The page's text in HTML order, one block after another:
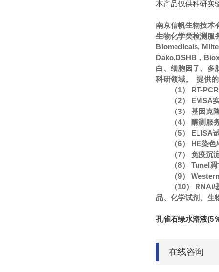
本产品仅供科研实
南京信帆生物技术
生物化学类检测服
Biomedicals,
Dako,DSHB，
白、细胞因子、多
科研领域。 提供
（1） RT-
（2） EMSA
（3） 基因克
（4） 酶测服
（5） ELISA
（6） HE染
（7） 免疫沉
（8） Tunel
（9）
（10）
品、化学试剂、生
孔雀石绿水溶液(5
在线咨询